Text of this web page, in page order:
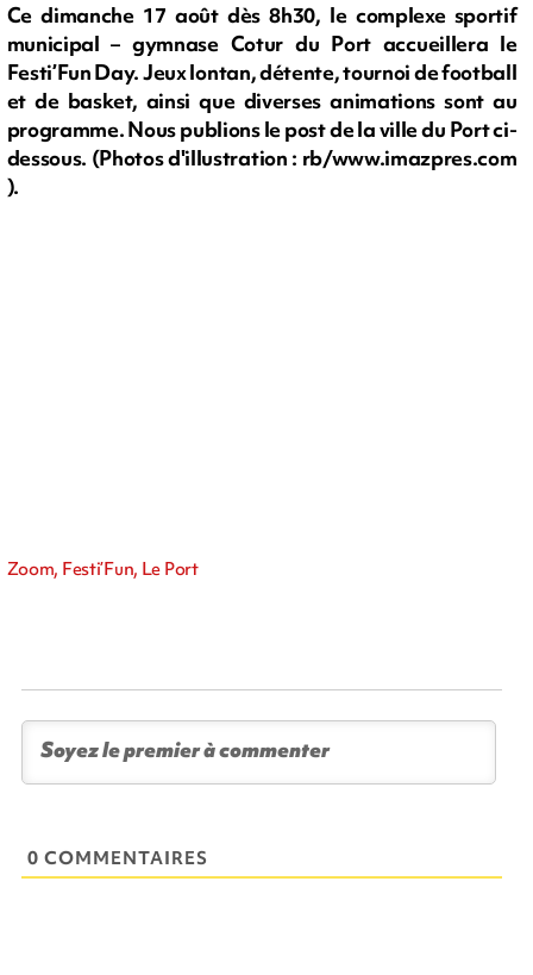
Ce dimanche 17 août dès 8h30, le complexe sportif
municipal – gymnase Cotur du Port accueillera le
Festi’Fun Day. Jeux lontan, détente, tournoi de football
et de basket, ainsi que diverses animations sont au
programme. Nous publions le post de la ville du Port ci-
dessous. (Photos d'illustration : rb/www.imazpres.com
).
Zoom, Festi’Fun, Le Port
0 COMMENTAIRES